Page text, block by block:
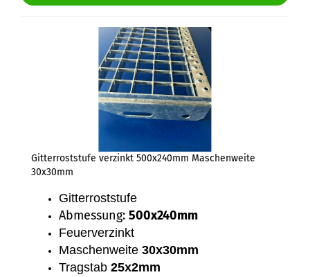
Gitterroststufe verzinkt 500x240mm Maschenweite
30x30mm
Gitterroststufe
Abmessung: 500x240mm
Feuerverzinkt
Maschenweite 30x30mm
Tragstab 25x2mm